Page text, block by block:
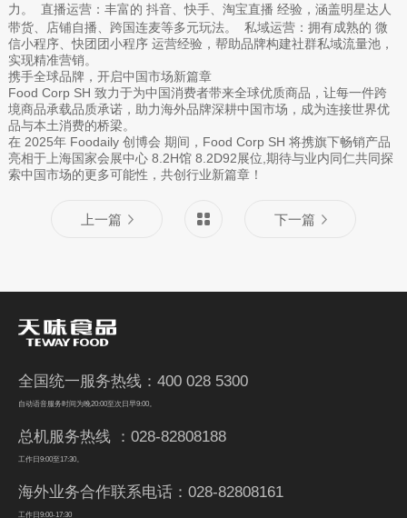
力。 直播运营：丰富的 抖音、快手、淘宝直播 经验，涵盖明星达人
带货、店铺自播、跨国连麦等多元玩法。 私域运营：拥有成熟的 微
信小程序、快团团小程序 运营经验，帮助品牌构建社群私域流量池，
实现精准营销。
携手全球品牌，开启中国市场新篇章
Food Corp SH 致力于为中国消费者带来全球优质商品，让每一件跨
境商品承载品质承诺，助力海外品牌深耕中国市场，成为连接世界优
品与本土消费的桥梁。
在 2025年 Foodaily 创博会 期间，Food Corp SH 将携旗下畅销产品
亮相于上海国家会展中心 8.2H馆 8.2D92展位,期待与业内同仁共同探
索中国市场的更多可能性，共创行业新篇章！
上一篇 下一篇
全国统一服务热线：400 028 5300
自动语音服务时间为晚20:00至次日早9:00。
总机服务热线 ：028-82808188
工作日9:00至17:30。
海外业务合作联系电话：028-82808161
工作日9:00-17:30